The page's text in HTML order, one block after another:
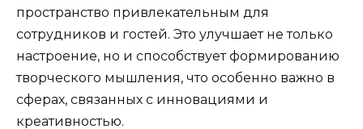
пространство привлекательным для
сотрудников и гостей. Это улучшает не только
настроение, но и способствует формированию
творческого мышления, что особенно важно в
сферах, связанных с инновациями и
креативностью.